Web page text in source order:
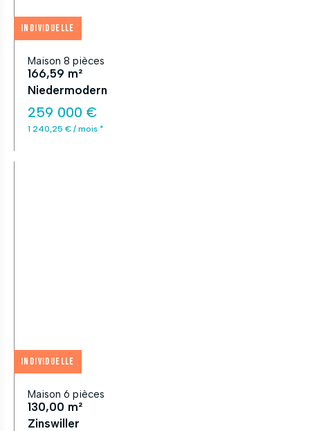
Individuelle
Maison 8 pièces
166,59 m²
Niedermodern
259 000 €
1 240,25 € / mois *
Individuelle
Maison 6 pièces
130,00 m²
Zinswiller